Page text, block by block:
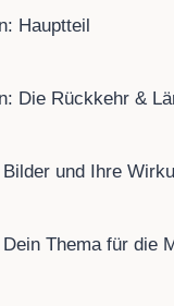
Hauptteil
Die Rückkehr &
und Ihre
Thema für die